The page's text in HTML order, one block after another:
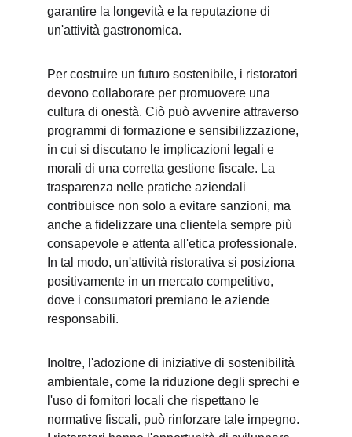
garantire la longevità e la reputazione di
un'attività gastronomica.
Per costruire un futuro sostenibile, i ristoratori
devono collaborare per promuovere una
cultura di onestà. Ciò può avvenire attraverso
programmi di formazione e sensibilizzazione,
in cui si discutano le implicazioni legali e
morali di una corretta gestione fiscale. La
trasparenza nelle pratiche aziendali
contribuisce non solo a evitare sanzioni, ma
anche a fidelizzare una clientela sempre più
consapevole e attenta all'etica professionale.
In tal modo, un'attività ristorativa si posiziona
positivamente in un mercato competitivo,
dove i consumatori premiano le aziende
responsabili.
Inoltre, l'adozione di iniziative di sostenibilità
ambientale, come la riduzione degli sprechi e
l'uso di fornitori locali che rispettano le
normative fiscali, può rinforzare tale impegno.